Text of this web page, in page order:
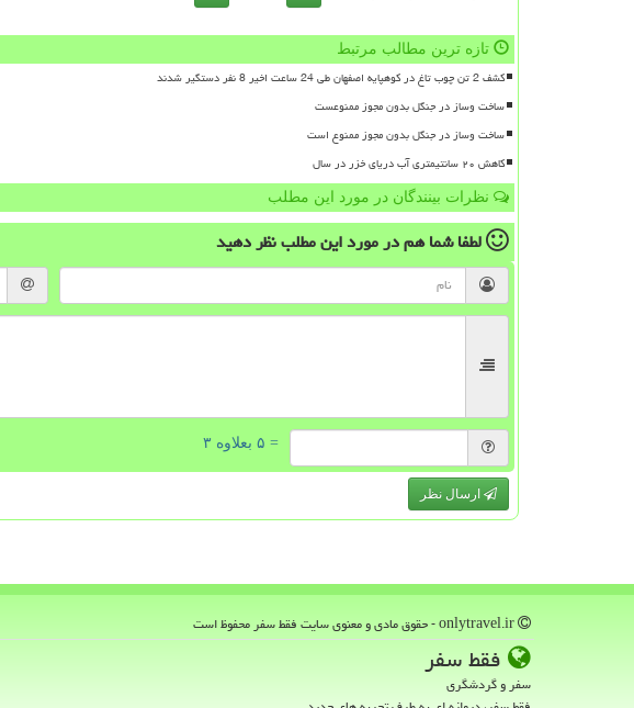
تازه ترین مطالب مرتبط
کشف 2 تن چوب تاغ در کوهپایه اصفهان طی 24 ساعت اخیر 8 نفر دستگیر شدند
ساخت وساز در جنگل بدون مجوز ممنوعست
ساخت وساز در جنگل بدون مجوز ممنوع است
کاهش ۲۰ سانتیمتری آب دریای خزر در سال
نظرات بینندگان در مورد این مطلب
لطفا شما همدر مورد این مطلبنظر دهید
= ۵ بعلاوه ۳
ارسال نظر
فقط سفر
سفر و گردشگری